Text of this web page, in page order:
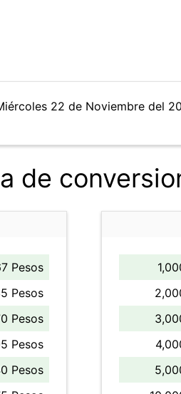
22 de Noviembre del
de
Pesos
Pesos
Pesos
Pesos
Pesos